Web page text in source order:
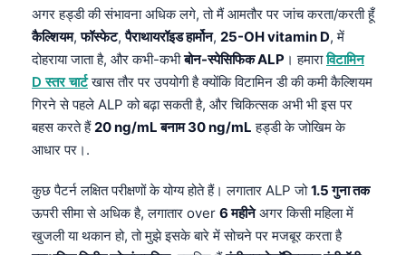
अगर हड्डी की संभावना अधिक लगे, तो मैं आमतौर पर जांच करता/करती हूँ
कैल्शियम,फॉस्फेट,पैराथायरॉइड हार्मोन, 25-OH vitamin D, में
दोहराया जाता है, और कभी-कभीबोन-स्पेसिफिक ALP । हमाराविटामिन
D स्तर चार्टखास तौर पर उपयोगी है क्योंकि विटामिन डी की कमी कैल्शियम
गिरने से पहले ALP को बढ़ा सकती है, और चिकित्सक अभी भी इस पर
बहस करते हैं20 ng/mL बनाम 30 ng/mL हड्डी के जोखिम के
आधार पर।.
कुछ पैटर्न लक्षित परीक्षणों के योग्य होते हैं। लगातार ALP जो1.5 गुना तक
ऊपरी सीमा से अधिक है, लगातार over 6 महीनेअगर किसी महिला में
खुजली या थकान हो, तो मुझे इसके बारे में सोचने पर मजबूर करता है